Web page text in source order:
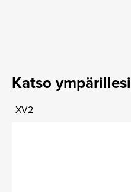
Katso ympärillesi
XV2